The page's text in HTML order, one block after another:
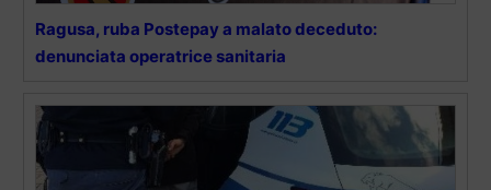
Ragusa, ruba Postepay a malato deceduto:
denunciata operatrice sanitaria